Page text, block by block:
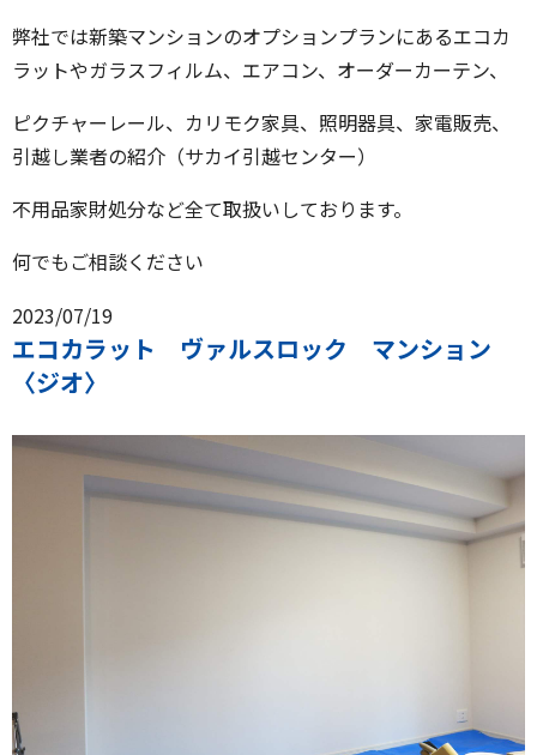
弊社では新築マンションのオプションプランにあるエコカ
ラットやガラスフィルム、エアコン、オーダーカーテン、
ピクチャーレール、カリモク家具、照明器具、家電販売、
引越し業者の紹介（サカイ引越センター）
不用品家財処分など全て取扱いしております。
何でもご相談ください
2023/07/19
エコカラット ヴァルスロック マンション
〈ジオ〉